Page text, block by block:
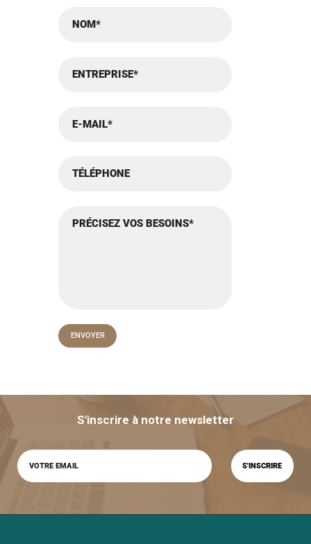
S'inscrire à notre newsletter